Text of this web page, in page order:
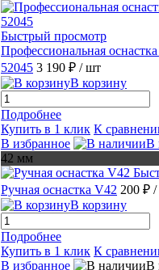
Быстрый просмотр
Профессиональная
52045 3 190 ₽ / шт
В корзину
Подробнее
Купить в 1 клик К
В избранное
В
42 мм
Ручная оснастка V42 200 ₽
В корзину
Подробнее
Купить в 1 клик К
В избранное
В